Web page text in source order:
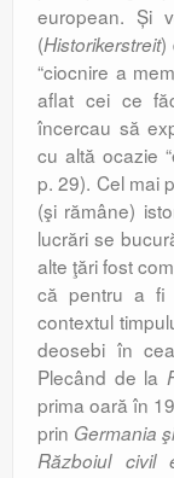
european. Și
(Historikerstreit)
“ciocnire a
aflat cei ce
încercau să
cu altă ocazie
p. 29). Cel mai
(şi rămâne)
lucrări se
alte ţări fost
că pentru a fi
contextul
deosebi în
Plecând de la
prima oară în
prin Germania
Războiul civil